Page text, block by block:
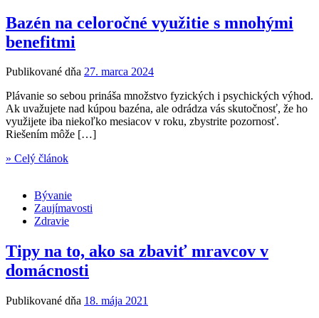
Bazén na celoročné využitie s mnohými
benefitmi
Publikované dňa 27. marca 2024
Plávanie so sebou prináša množstvo fyzických i psychických výhod.
Ak uvažujete nad kúpou bazéna, ale odrádza vás skutočnosť, že ho
využijete iba niekoľko mesiacov v roku, zbystrite pozornosť.
Riešením môže […]
» Celý článok
Bývanie
Zaujímavosti
Zdravie
Tipy na to, ako sa zbaviť mravcov v
domácnosti
Publikované dňa 18. mája 2021